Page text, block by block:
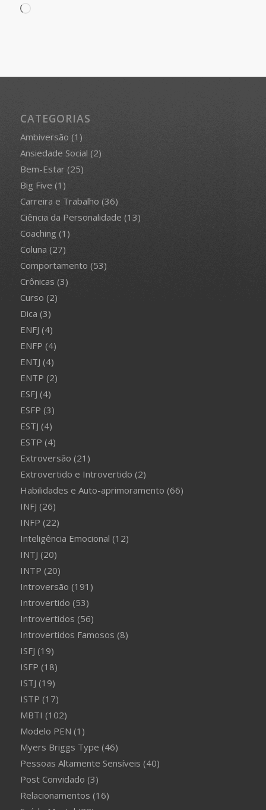
Loading…
CATEGORIAS
Ambiversão (1)
Ansiedade Social (2)
Bem-Estar(25)
Big Five (1)
Carreira e Trabalho (36)
Ciência da Personalidade (13)
Coaching (1)
Coluna (27)
Comportamento (53)
Crônicas (3)
Curso (2)
Dica (3)
ENFJ (4)
ENFP (4)
ENTJ (4)
ENTP (2)
ESFJ (4)
ESFP (3)
ESTJ (4)
ESTP (4)
Extroversão (21)
Extrovertido e Introvertido (2)
Habilidades e Auto-aprimoramento (66)
INFJ (26)
INFP (22)
Inteligência Emocional (12)
INTJ (20)
INTP (20)
Introversão (191)
Introvertido (53)
Introvertidos (56)
Introvertidos Famosos (8)
ISFJ (19)
ISFP (18)
ISTJ (19)
ISTP (17)
MBTI (102)
Modelo PEN (1)
Myers Briggs Type (46)
Pessoas Altamente Sensíveis (40)
Post Convidado (3)
Relacionamentos (16)